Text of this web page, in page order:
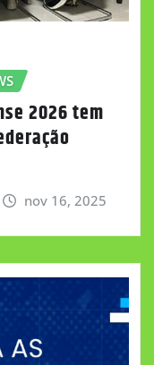
2026 tem
nov 16, 2025